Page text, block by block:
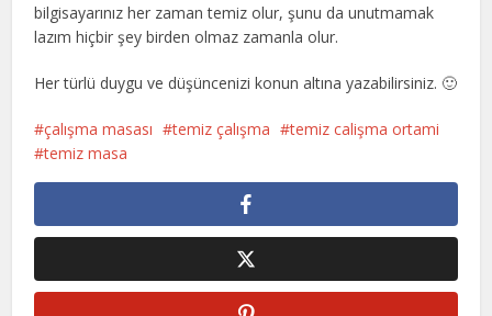
bilgisayarınız her zaman temiz olur, şunu da unutmamak
lazım hiçbir şey birden olmaz zamanla olur.
Her türlü duygu ve düşüncenizi konun altına yazabilirsiniz. 🙂
çalışma masası temiz çalışma
temiz calişma ortami
temiz masa